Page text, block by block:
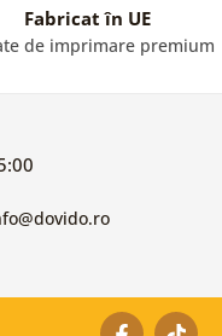
Fabricat în UE
de imprimare premium